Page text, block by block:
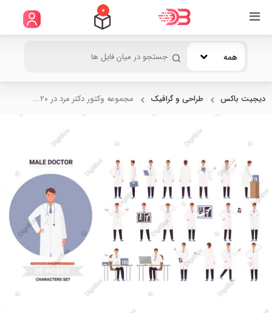
0
همه
دیجیت باکس طراحی و گرافیک مجموعه وکتور دکتر مرد در ۲۰...